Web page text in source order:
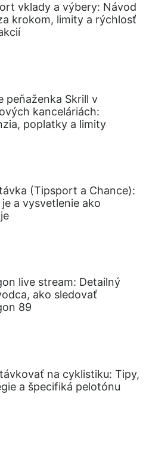
vklady a výbery: Návod
krokom, limity a rýchlosť
peňaženka Skrill v
kanceláriách:
poplatky a limity
(Tipsport a Chance):
a vysvetlenie ako
live stream: Detailný
ako sledovať
89
na cyklistiku: Tipy,
a špecifiká pelotónu